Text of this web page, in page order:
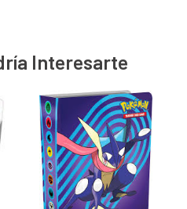
Interesarte